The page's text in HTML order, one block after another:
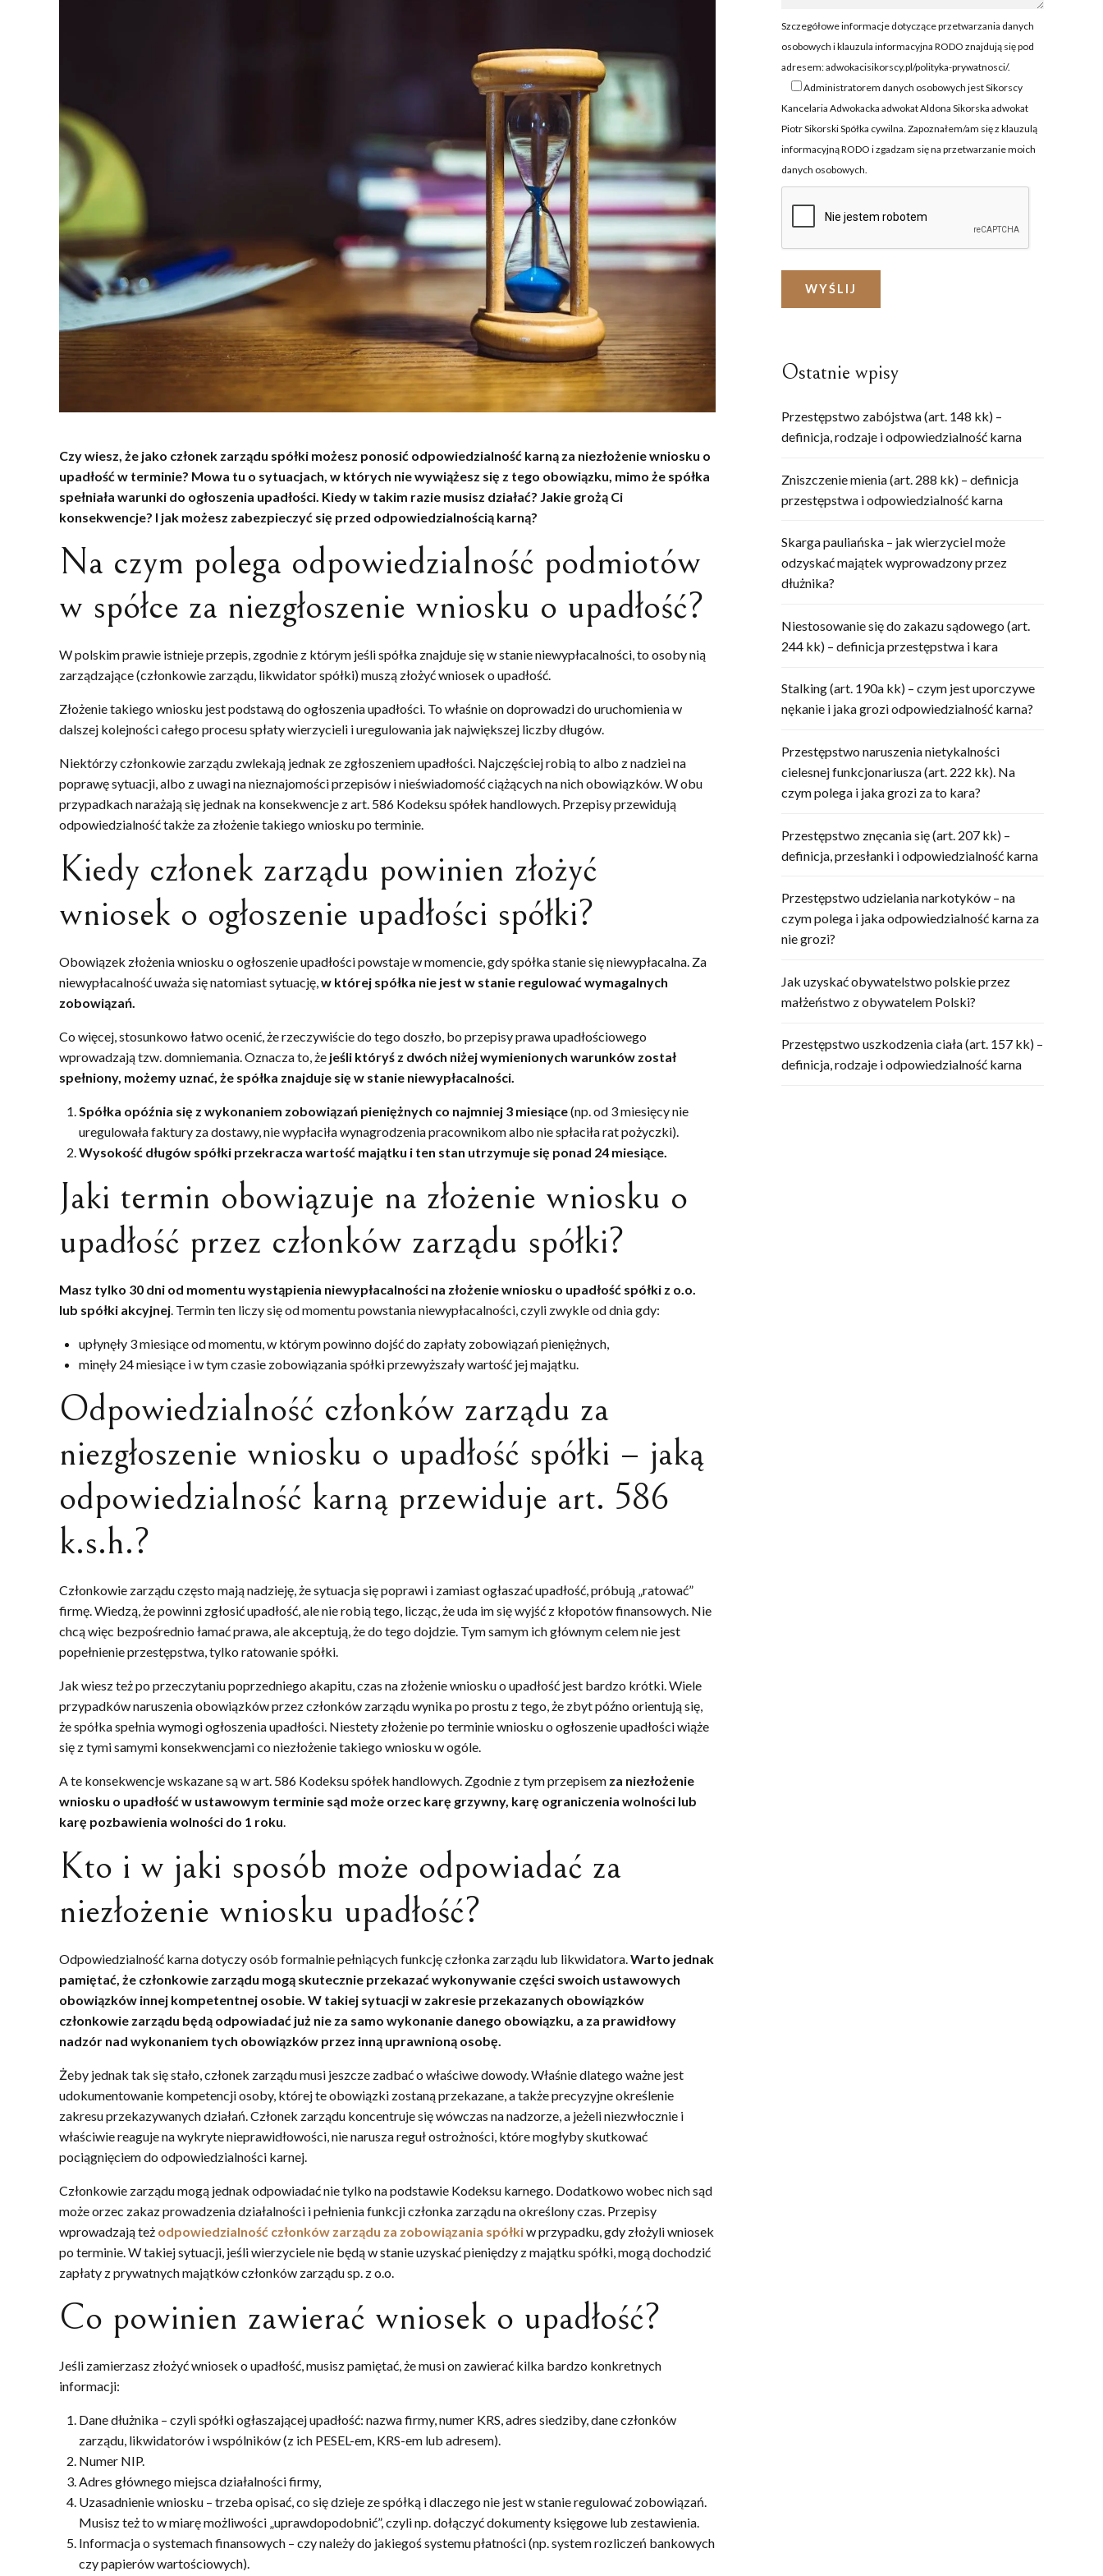
POZOSTAŁE SPRAWY RODZINNE
ZATRZYMANIE I ARESZT
CUDZOZIEMCA
POLSCE
Czy wiesz, że jako członek zarządu spółki możesz ponosić odpowiedzialność karną za niezłożenie wniosku o
upadłość w terminie? Mowa tu o sytuacjach, w których nie wywiążesz się z tego obowiązku, mimo że spółka
spełniała warunki do ogłoszenia upadłości. Kiedy w takim razie musisz działać? Jakie grożą Ci
konsekwencje? I jak możesz zabezpieczyć się przed odpowiedzialnością karną?
Na czym polega odpowiedzialność podmiotów
w spółce za niezgłoszenie wniosku o upadłość?
W polskim prawie istnieje przepis, zgodnie z którym jeśli spółka znajduje się w stanie niewypłacalności, to osoby nią
zarządzające (członkowie zarządu, likwidator spółki) muszą złożyć wniosek o upadłość.
Złożenie takiego wniosku jest podstawą do ogłoszenia upadłości. To właśnie on doprowadzi do uruchomienia w
dalszej kolejności całego procesu spłaty wierzycieli i uregulowania jak największej liczby długów.
Niektórzy członkowie zarządu zwlekają jednak ze zgłoszeniem upadłości. Najczęściej robią to albo z nadziei na
poprawę sytuacji, albo z uwagi na nieznajomości przepisów i nieświadomość ciążących na nich obowiązków. W obu
przypadkach narażają się jednak na konsekwencje z art. 586 Kodeksu spółek handlowych. Przepisy przewidują
odpowiedzialność także za złożenie takiego wniosku po terminie.
Kiedy członek zarządu powinien złożyć
wniosek o ogłoszenie upadłości spółki?
Obowiązek złożenia wniosku o ogłoszenie upadłości powstaje w momencie, gdy spółka stanie się niewypłacalna. Za
niewypłacalność uważa się natomiast sytuację,w której spółka nie jest w stanie regulować wymagalnych
zobowiązań.
Co więcej, stosunkowo łatwo ocenić, że rzeczywiście do tego doszło, bo przepisy prawa upadłościowego
wprowadzają tzw. domniemania. Oznacza to, że jeśli któryś z dwóch niżej wymienionych warunków został
spełniony, możemy uznać, że spółka znajduje się w stanie niewypłacalności.
Spółka opóźnia się z wykonaniem zobowiązań pieniężnych co najmniej 3 miesiące(np. od 3 miesięcy nie
uregulowała faktury za dostawy, nie wypłaciła wynagrodzenia pracownikom albo nie spłaciła rat pożyczki).
Wysokość długów spółki przekracza wartość majątku i ten stan utrzymuje się ponad 24 miesiące.
Jaki termin obowiązuje na złożenie wniosku o
upadłość przez członków zarządu spółki?
Masz tylko 30 dni od momentu wystąpienia niewypłacalności na złożenie wniosku o upadłość spółki z o.o.
lub spółki akcyjnej. Termin ten liczy się od momentu powstania niewypłacalności, czyli zwykle od dnia gdy:
upłynęły 3 miesiące od momentu, w którym powinno dojść do zapłaty zobowiązań pieniężnych,
minęły 24 miesiące i w tym czasie zobowiązania spółki przewyższały wartość jej majątku.
Odpowiedzialność członków zarządu za
niezgłoszenie wniosku o upadłość spółki – jaką
odpowiedzialność karną przewiduje art. 586
k.s.h.?
Członkowie zarządu często mają nadzieję, że sytuacja się poprawi i zamiast ogłaszać upadłość, próbują „ratować”
firmę. Wiedzą, że powinni zgłosić upadłość, ale nie robią tego, licząc, że uda im się wyjść z kłopotów finansowych. Nie
chcą więc bezpośrednio łamać prawa, ale akceptują, że do tego dojdzie. Tym samym ich głównym celem nie jest
popełnienie przestępstwa, tylko ratowanie spółki.
Jak wiesz też po przeczytaniu poprzedniego akapitu, czas na złożenie wniosku o upadłość jest bardzo krótki. Wiele
przypadków naruszenia obowiązków przez członków zarządu wynika po prostu z tego, że zbyt późno orientują się,
że spółka spełnia wymogi ogłoszenia upadłości. Niestety złożenie po terminie wniosku o ogłoszenie upadłości wiąże
się z tymi samymi konsekwencjami co niezłożenie takiego wniosku w ogóle.
A te konsekwencje wskazane są w art. 586 Kodeksu spółek handlowych. Zgodnie z tym przepisem za niezłożenie
wniosku o upadłość w ustawowym terminie sąd może orzec karę grzywny, karę ograniczenia wolności lub
karę pozbawienia wolności do 1 roku.
Kto i w jaki sposób może odpowiadać za
niezłożenie wniosku upadłość?
Odpowiedzialność karna dotyczy osób formalnie pełniących funkcję członka zarządu lub likwidatora.Warto jednak
pamiętać, że członkowie zarządu mogą skutecznie przekazać wykonywanie części swoich ustawowych
obowiązków innej kompetentnej osobie. W takiej sytuacji w zakresie przekazanych obowiązków
członkowie zarządu będą odpowiadać już nie za samo wykonanie danego obowiązku, a za prawidłowy
nadzór nad wykonaniem tych obowiązków przez inną uprawnioną osobę.
Żeby jednak tak się stało, członek zarządu musi jeszcze zadbać o właściwe dowody. Właśnie dlatego ważne jest
udokumentowanie kompetencji osoby, której te obowiązki zostaną przekazane, a także precyzyjne określenie
zakresu przekazywanych działań. Członek zarządu koncentruje się wówczas na nadzorze, a jeżeli niezwłocznie i
właściwie reaguje na wykryte nieprawidłowości, nie narusza reguł ostrożności, które mogłyby skutkować
pociągnięciem do odpowiedzialności karnej.
Członkowie zarządu mogą jednak odpowiadać nie tylko na podstawie Kodeksu karnego. Dodatkowo wobec nich sąd
może orzec zakaz prowadzenia działalności i pełnienia funkcji członka zarządu na określony czas. Przepisy
wprowadzają też odpowiedzialność członków zarządu za zobowiązania spółkiw przypadku, gdy złożyli wniosek
po terminie. W takiej sytuacji, jeśli wierzyciele nie będą w stanie uzyskać pieniędzy z majątku spółki, mogą dochodzić
zapłaty z prywatnych majątków członków zarządu sp. z o.o.
Co powinien zawierać wniosek o upadłość?
Jeśli zamierzasz złożyć wniosek o upadłość, musisz pamiętać, że musi on zawierać kilka bardzo konkretnych
informacji:
Dane dłużnika – czyli spółki ogłaszającej upadłość: nazwa firmy, numer KRS, adres siedziby, dane członków
zarządu, likwidatorów i wspólników (z ich PESEL-em, KRS-em lub adresem).
Numer NIP.
Adres głównego miejsca działalności firmy,
Uzasadnienie wniosku – trzeba opisać, co się dzieje ze spółką i dlaczego nie jest w stanie regulować zobowiązań.
Musisz też to w miarę możliwości „uprawdopodobnić”, czyli np. dołączyć dokumenty księgowe lub zestawienia.
Informacja o systemach finansowych – czy należy do jakiegoś systemu płatności (np. system rozliczeń bankowych
czy papierów wartościowych).
Szczegółowe informacje dotyczące przetwarzania danych
osobowych i klauzula informacyjna RODO znajdują się pod
adresem:adwokacisikorscy.pl/polityka-prywatnosci/.
Administratorem danych osobowych jest Sikorscy
Kancelaria Adwokacka adwokat Aldona Sikorska adwokat
Piotr Sikorski Spółka cywilna. Zapoznałem/am się z klauzulą
informacyjną RODO i zgadzam się na przetwarzanie moich
danych osobowych.
Ostatnie wpisy
Przestępstwo zabójstwa (art. 148 kk) –
definicja, rodzaje i odpowiedzialność karna
Zniszczenie mienia (art. 288 kk) – definicja
przestępstwa i odpowiedzialność karna
Skarga pauliańska – jak wierzyciel może
odzyskać majątek wyprowadzony przez
dłużnika?
Niestosowanie się do zakazu sądowego (art.
244 kk) – definicja przestępstwa i kara
Stalking (art. 190a kk) – czym jest uporczywe
nękanie i jaka grozi odpowiedzialność karna?
Przestępstwo naruszenia nietykalności
cielesnej funkcjonariusza (art. 222 kk). Na
czym polega i jaka grozi za to kara?
Przestępstwo znęcania się (art. 207 kk) –
definicja, przesłanki i odpowiedzialność karna
Przestępstwo udzielania narkotyków – na
czym polega i jaka odpowiedzialność karna za
nie grozi?
Jak uzyskać obywatelstwo polskie przez
małżeństwo z obywatelem Polski?
Przestępstwo uszkodzenia ciała (art. 157 kk) –
definicja, rodzaje i odpowiedzialność karna